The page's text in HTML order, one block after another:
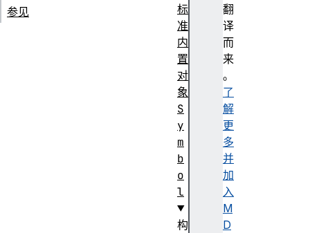
翻
译
而
来
。
了
解
更
多
并
加
入
M
D
参见
标
准
内
置
对
象
S
y
m
b
o
l
构